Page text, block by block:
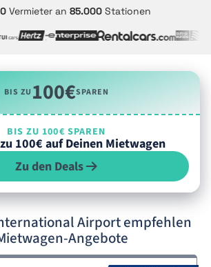
Vermieter an 85.000 Stationen
BIS ZU100€SPAREN
BIS ZU 100€ SPAREN
100€ auf Deinen Mietwagen
Zu den Deals
Airport empfehlen
Angebote